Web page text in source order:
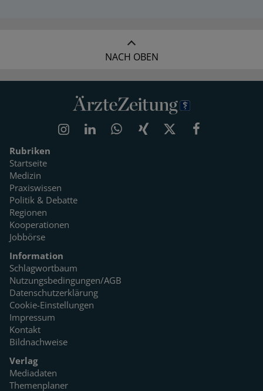
NACH OBEN
Rubriken
Startseite
Medizin
Praxiswissen
Politik & Debatte
Regionen
Kooperationen
Jobbörse
Information
Schlagwortbaum
Nutzungsbedingungen/AGB
Datenschutzerklärung
Cookie-Einstellungen
Impressum
Kontakt
Bildnachweise
Verlag
Mediadaten
Themenplaner